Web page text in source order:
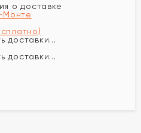
о доставке
Монте
доставки...
доставки...